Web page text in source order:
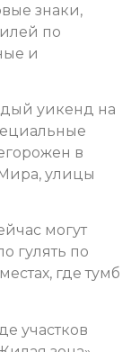
знаки,
по
и
уикенд на
в
улицы
могут
гулять по
где тумб
участков